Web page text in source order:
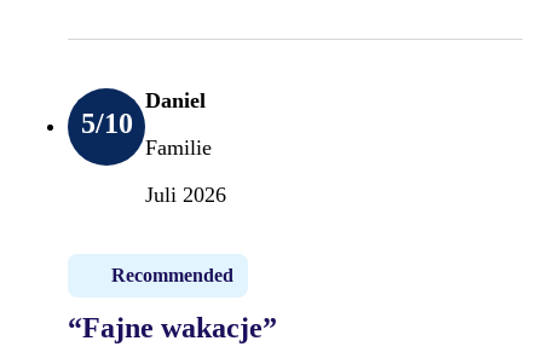
5/10
Daniel
Familie
Juli 2026
Recommended
“Fajne wakacje”